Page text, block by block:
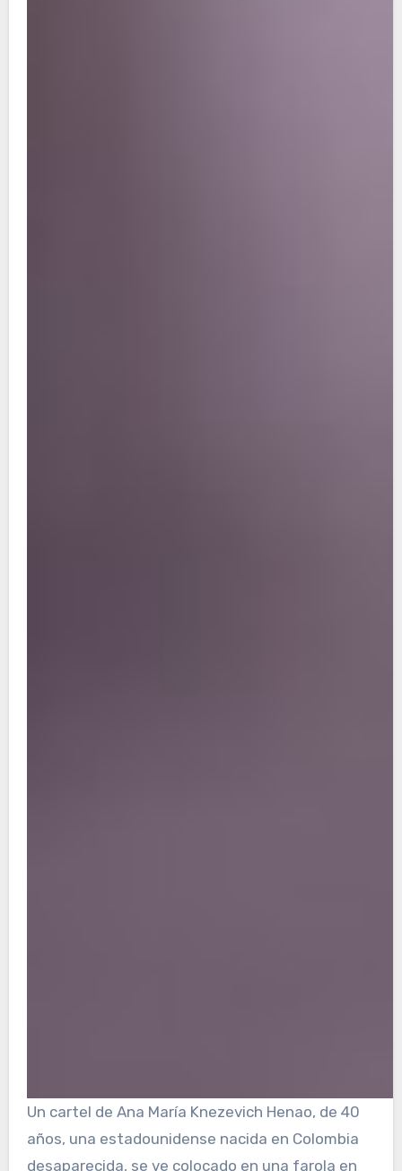
Un cartel de Ana María Knezevich Henao, de 40
años, una estadounidense nacida en Colombia
desaparecida, se ve colocado en una farola en